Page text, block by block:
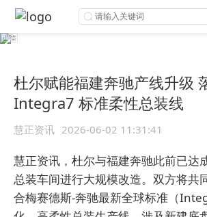
杜尔赋能福建奔驰产线升级
Integra7 标准柔性总装线
慧正资讯 2026-06-02 11:31:41
慧正资讯，杜尔与福建奔驰此前已达
总装车间进行大规模改造。双方将共
合梅赛德斯-奔驰最新全球标准（